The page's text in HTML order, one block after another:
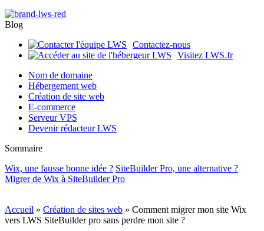
Blog
Contactez-nous
Visitez LWS.fr
Nom de domaine
Hébergement web
Création de site web
E-commerce
Serveur VPS
Devenir rédacteur LWS
Sommaire
Wix, une fausse bonne idée ? SiteBuilder Pro, une alternative ?
Migrer de Wix à SiteBuilder Pro
Accueil » Création de sites web » Comment migrer mon site Wix
vers LWS SiteBuilder pro sans perdre mon site ?